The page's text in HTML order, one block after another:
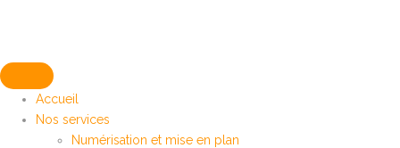
Accueil
Nos services
Numérisation et mise en plan